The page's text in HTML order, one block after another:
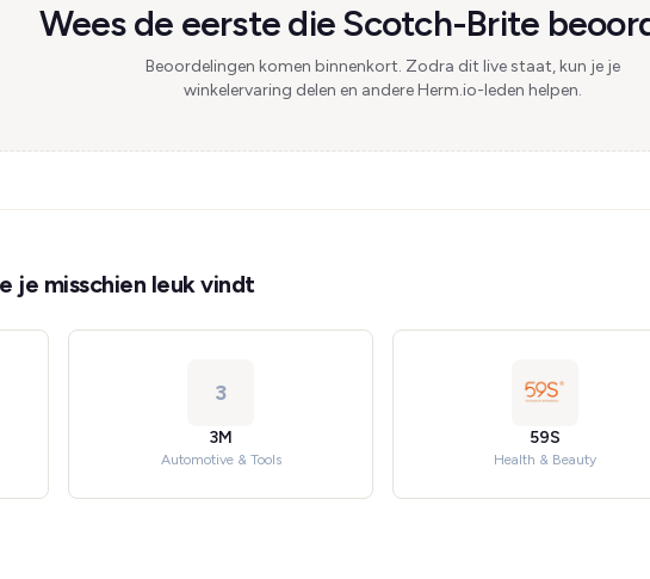
Wees de eerste die Scotch-Brite
Beoordelingen komen binnenkort. Zodra dit live staat, kun je je
winkelervaring delen en andere Herm.io-leden helpen.
je misschien leuk vindt
3
3M
Automotive & Tools
59S
Health & Beauty